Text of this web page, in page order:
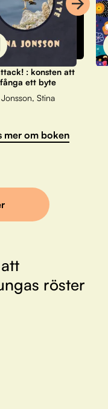
: konsten att
fånga ett byte
Jonsson, Stina
mer om boken
röster